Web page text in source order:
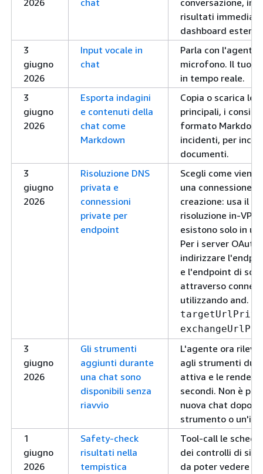
2026
chat
conversazione, in
risultati immediati
dashboard
3
giugno
2026
Input vocale in
chat
Parla con l'agente
microfono. Il tuo
in tempo reale.
3
giugno
2026
Esporta indagini
e contenuti della
chat come
Markdown
Copia o scarica le
principali, i
formato
incidenti, per
documenti.
3
giugno
2026
Risoluzione DNS
privata e
connessioni
private per
endpoint
Scegli come
una connessione
creazione: usa il
risoluzione in-VPC
esistono solo in
Per i server
indirizzare
e l'endpoint di
attraverso
utilizzando and.
3
giugno
2026
Gli strumenti
aggiunti durante
una chat sono
disponibili senza
riavvio
L'agente ora rileva
agli strumenti
attiva e le rende
secondi. Non è più
nuova chat dopo
strumento o
1
giugno
2026
Safety-check
risultati nella
tempistica
Tool-call le
dei controlli di
da poter vedere